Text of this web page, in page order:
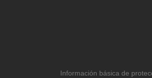
Información básica de